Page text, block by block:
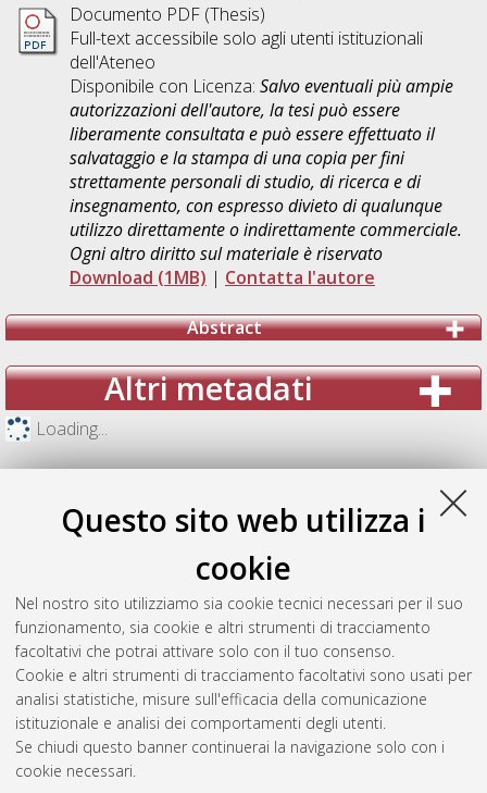
Questo sito web utilizza i
cookie
Nel nostro sito utilizziamo sia cookie tecnici necessari per il suo
funzionamento, sia cookie e altri strumenti di tracciamento
facoltativi che potrai attivare solo con il tuo consenso.
Cookie e altri strumenti di tracciamento facoltativi sono usati per
analisi statistiche, misure sull'efficacia della comunicazione
istituzionale e analisi dei comportamenti degli utenti.
Se chiudi questo banner continuerai la navigazione solo con i
cookie necessari.
Documento PDF (Thesis)
Full-text accessibile solo agli utenti istituzionali
dell'Ateneo
Disponibile con Licenza: Salvo eventuali più ampie
autorizzazioni dell'autore, la tesi può essere
liberamente consultata e può essere effettuato il
salvataggio e la stampa di una copia per fini
strettamente personali di studio, di ricerca e di
insegnamento, con espresso divieto di qualunque
utilizzo direttamente o indirettamente commerciale.
Ogni altro diritto sul materiale è riservato
Download (1MB) | Contatta l'autore
Abstract
Altri metadati
Loading...
Gestione del documento: